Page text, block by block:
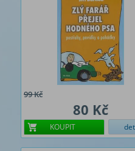
99 Kč
80 Kč
KOUPIT